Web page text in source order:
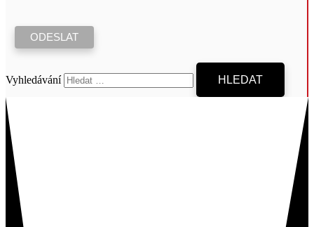
Vyhledávání